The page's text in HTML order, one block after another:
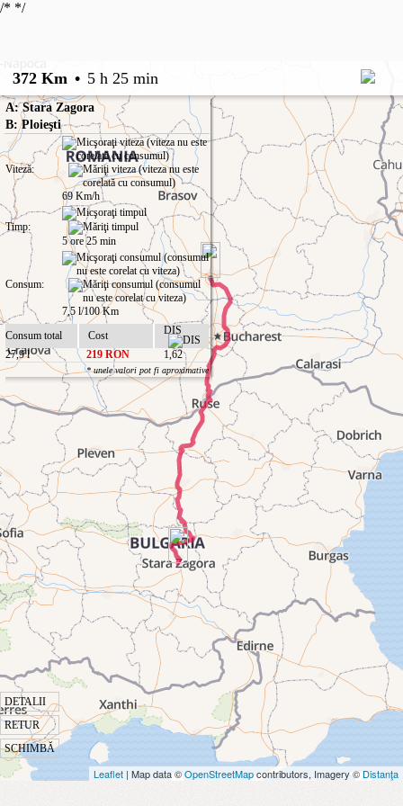
/* */
372 Km • 5 h 25 min
DETALII
RETUR
SCHIMBĂ
A: Stara Zagora
B: Ploieşti
Viteză:
69 Km/h
Timp:
5 ore 25 min
Consum:
7,5 l/100 Km
Consum total
Cost
DIS
27,9 l
219 RON 1,62
* unele valori pot fi aproximative